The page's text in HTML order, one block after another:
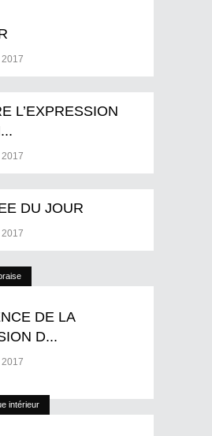
L’EXPRESSION
DU JOUR
DE LA
D...
intérieur